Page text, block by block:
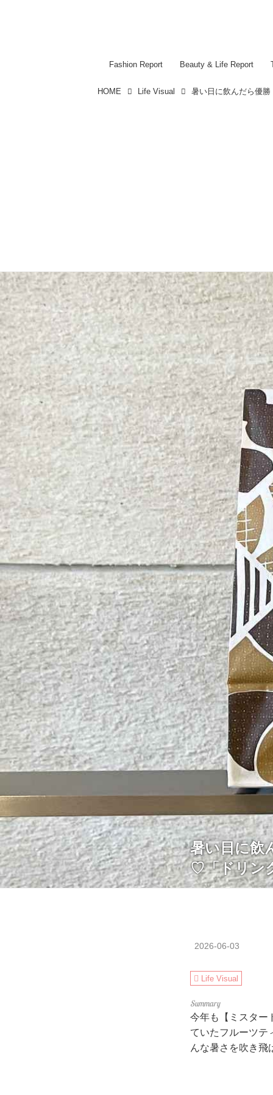
Fashion Report Beauty & Life Report
HOME Life Visual
暑い日に飲
♡「ドリン
2026-06-03
Life Visual
今年も【ミスター
ていたフルーツテ
んな暑さを吹き飛